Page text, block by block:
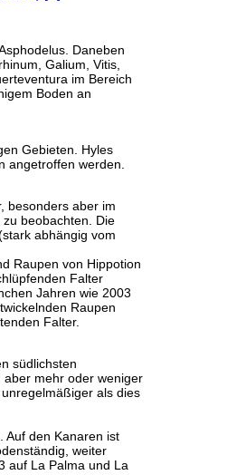
Daneben
Galium, Vitis,
im Bereich
Boden an
Gebieten. Hyles
angetroffen werden.
besonders aber im
beobachten. Die
abhängig vom
Raupen von Hippotion
Falter
Jahren wie 2003
Raupen
Falter.
südlichsten
mehr oder weniger
als dies
Auf den Kanaren ist
weiter
auf La Palma und La